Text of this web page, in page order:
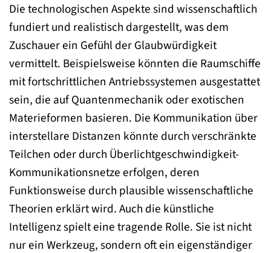
Die technologischen Aspekte sind wissenschaftlich
fundiert und realistisch dargestellt, was dem
Zuschauer ein Gefühl der Glaubwürdigkeit
vermittelt. Beispielsweise könnten die Raumschiffe
mit fortschrittlichen Antriebssystemen ausgestattet
sein, die auf Quantenmechanik oder exotischen
Materieformen basieren. Die Kommunikation über
interstellare Distanzen könnte durch verschränkte
Teilchen oder durch Überlichtgeschwindigkeit-
Kommunikationsnetze erfolgen, deren
Funktionsweise durch plausible wissenschaftliche
Theorien erklärt wird. Auch die künstliche
Intelligenz spielt eine tragende Rolle. Sie ist nicht
nur ein Werkzeug, sondern oft ein eigenständiger